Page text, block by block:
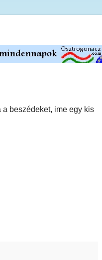
beszédeket, ime egy kis